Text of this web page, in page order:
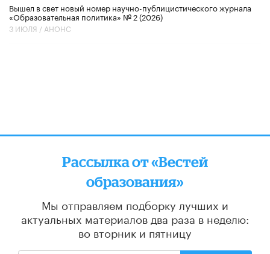
Вышел в свет новый номер научно-публицистического журнала
«Образовательная политика» № 2 (2026)
3 ИЮЛЯ / АНОНС
Рассылка от «Вестей
образования»
Мы отправляем подборку лучших и
актуальных материалов два раза в неделю:
во вторник и пятницу